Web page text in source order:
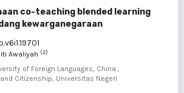
co-teaching blended learning
kewarganegaraan
Awaliyah (2)
of Foreign Languages, China ,
Citizenship, Universitas Negeri